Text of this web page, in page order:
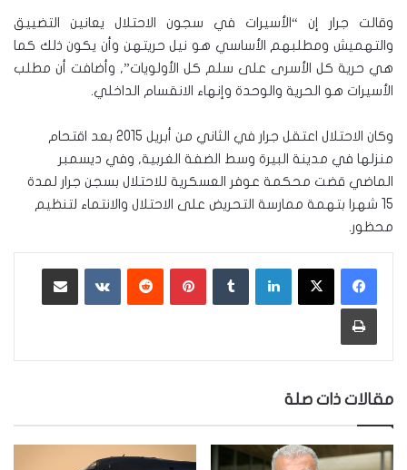
وقالت جرار إن “الأسيرات في سجون الاحتلال يعانين التضييق
والتهميش ومطلبهم الأساسي هو نيل حريتهن وأن يكون ذلك كما
هي حرية كل الأسرى على سلم كل الأولويات”, وأضافت أن مطلب
الأسيرات هو الحرية والوحدة وإنهاء الانقسام الداخلي.
وكان الاحتلال اعتقل جرار في الثاني من أبريل 2015 بعد اقتحام
منزلها في مدينة البيرة وسط الضفة الغربية, وفي ديسمبر
الماضي قضت محكمة عوفر العسكرية للاحتلال بسجن جرار لمدة
15 شهرا بتهمة ممارسة التحريض على الاحتلال والانتماء لتنظيم
محظور.
لينكدإن بينتيريست ‏VKontakte
طباعة
مقالات ذات صلة